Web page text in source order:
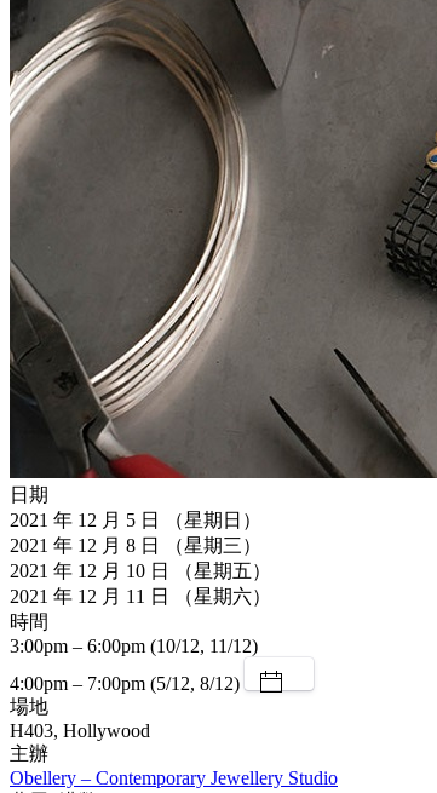
日期
2021 年 12 月 5 日 （星期日）
2021 年 12 月 8 日 （星期三）
2021 年 12 月 10 日 （星期五）
2021 年 12 月 11 日 （星期六）
時間
3:00pm – 6:00pm (10/12, 11/12)
4:00pm – 7:00pm (5/12, 8/12)
場地
H403, Hollywood
主辦
Obellery – Contemporary Jewellery Studio